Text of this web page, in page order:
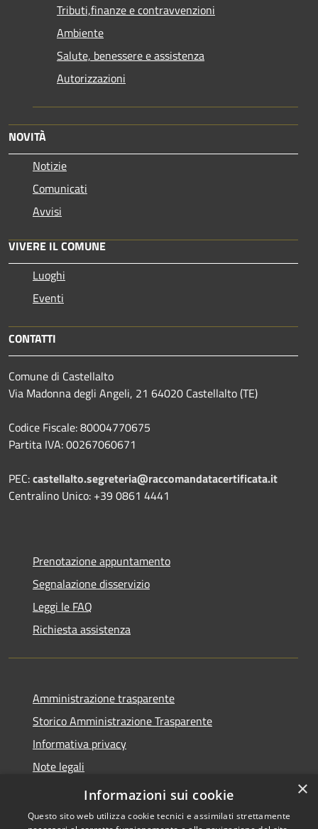
Tributi,finanze e contravvenzioni
Ambiente
Salute, benessere e assistenza
Autorizzazioni
NOVITÀ
Notizie
Comunicati
Avvisi
VIVERE IL COMUNE
Luoghi
Eventi
CONTATTI
Comune di Castellalto
Via Madonna degli Angeli, 21 64020 Castellalto (TE)
Codice Fiscale: 80004770675
Partita IVA: 00267060671
PEC:castellalto.segreteria@raccomandatacertificata.it
Centralino Unico: +39 0861 4441
Prenotazione appuntamento
Segnalazione disservizio
Leggi le FAQ
Richiesta assistenza
Amministrazione trasparente
Storico Amministrazione Trasparente
Informativa privacy
Note legali
Dichiarazione di accessibilità
×
Informazioni sui cookie
Questo sito web utilizza cookie tecnici e assimilati strettamente